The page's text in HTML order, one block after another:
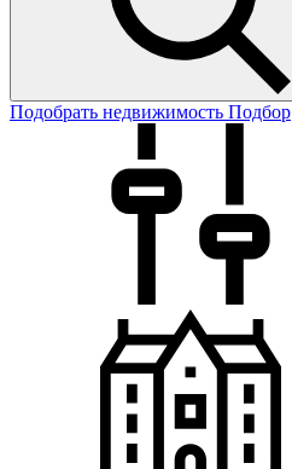
Подобрать недвижимость Подбор